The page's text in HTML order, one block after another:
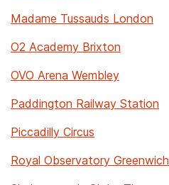
Madame Tussauds London
O2 Academy Brixton
OVO Arena Wembley
Paddington Railway Station
Piccadilly Circus
Royal Observatory Greenwich